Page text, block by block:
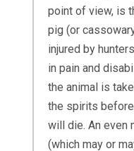
point of view, is
pig (or
injured by
in pain and
the animal is
the spirits
will die. An even
(which may or